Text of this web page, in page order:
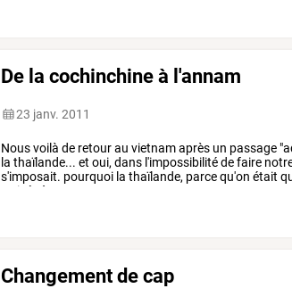
De la cochinchine à l'annam
23 janv. 2011
Nousvoilà de retourau vietnamaprès un passage
la thaïlande... et oui, dans l'impossibilitédefaire
s'imposait. pourquoi la thaïlande, parcequ'on était
arrivée
à
Changement de cap